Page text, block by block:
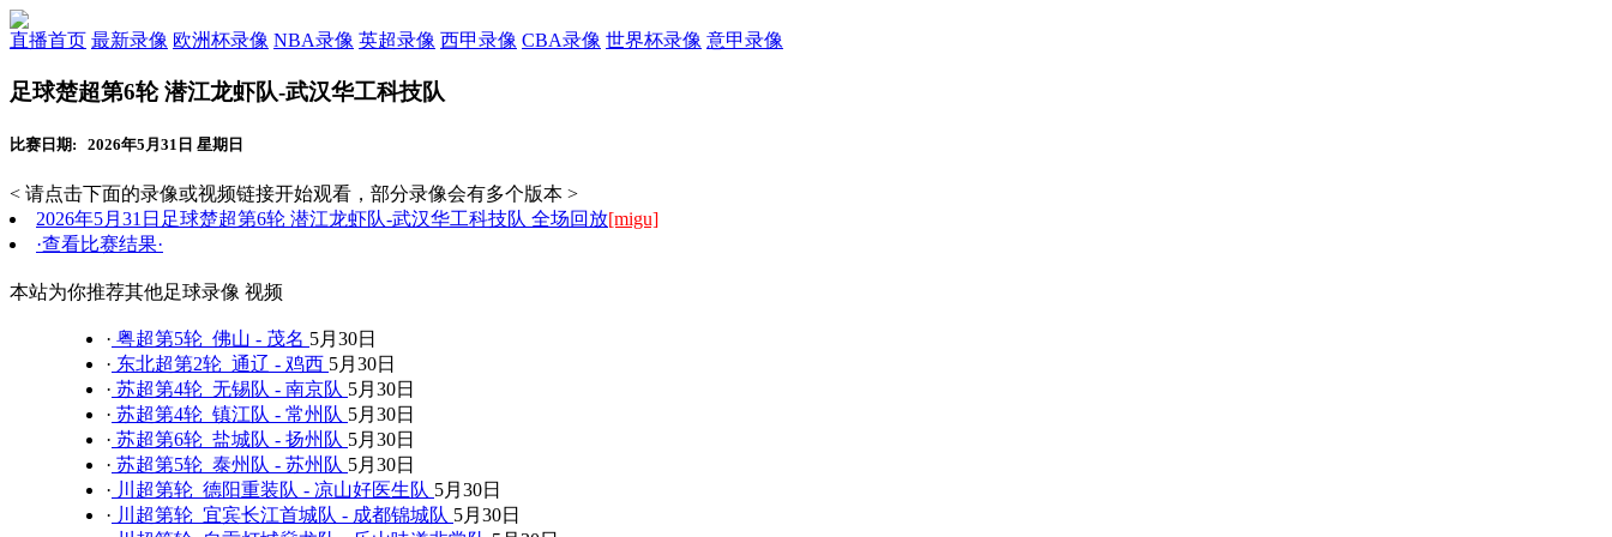
直播首页 最新录像 欧洲杯录像 NBA录像 英超录像 西甲录像 CBA录像 世界杯录像 意甲录像
足球楚超第6轮 潜江龙虾队-武汉华工科技队
比赛日期: 2026年5月31日 星期日
< 请点击下面的录像或视频链接开始观看，部分录像会有多个版本 >
2026年5月31日足球楚超第6轮 潜江龙虾队-武汉华工科技队 全场回放[migu]
·查看比赛结果·
本站为你推荐其他足球录像 视频
· 粤超第5轮 佛山 - 茂名 5月30日
· 东北超第2轮 通辽 - 鸡西 5月30日
· 苏超第4轮 无锡队 - 南京队 5月30日
· 苏超第4轮 镇江队 - 常州队 5月30日
· 苏超第6轮 盐城队 - 扬州队 5月30日
· 苏超第5轮 泰州队 - 苏州队 5月30日
· 川超第轮 德阳重装队 - 凉山好医生队 5月30日
· 川超第轮 宜宾长江首城队 - 成都锦城队 5月30日